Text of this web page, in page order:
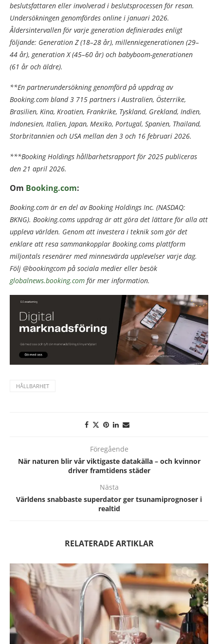
beslutsfattaren eller involverad i beslutsprocessen för resan.
Undersökningen genomfördes online i januari 2026.
Åldersintervallen för varje generation definierades enligt
följande: Generation Z (18–28 år), millenniegenerationen (29–
44 år), generation X (45–60 år) och babyboom-generationen
(61 år och äldre).
**En partnerundersökning genomförd på uppdrag av
Booking.com bland 3 715 partners i Australien, Österrike,
Brasilien, Kina, Kroatien, Frankrike, Tyskland, Grekland, Indien,
Indonesien, Italien, Japan, Mexiko, Portugal, Spanien, Thailand,
Storbritannien och USA mellan den 3 och 16 februari 2026.
***Booking Holdings hållbarhetsrapport för 2025 publiceras
den 21 april 2026.
Om Booking.com:
Booking.com är en del av Booking Holdings Inc. (NASDAQ:
BKNG). Booking.coms uppdrag är att göra det lättare för alla att
uppleva världen. Genom att investera i teknik som gör det
enklare att resa sammankopplar Booking.coms plattform
miljontals resenärer med minnesvärda upplevelser varje dag.
Följ @bookingcom på sociala medier eller besök
globalnews.booking.com för mer information.
HÅLLBARHET
Föregående
När naturen blir vår viktigaste datakälla – och kvinnor
driver framtidens städer
Nästa
Världens snabbaste superdator ger tsunamiprognoser i
realtid
RELATERADE ARTIKLAR